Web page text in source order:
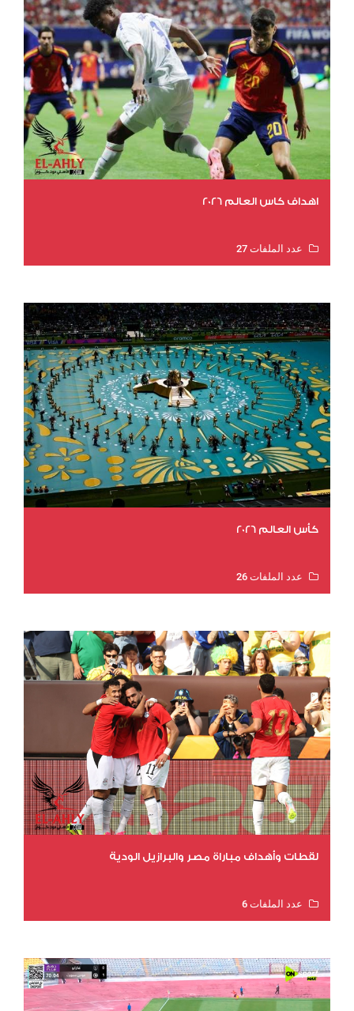
اهداف كاس العالم 2026
عدد الملفات 27
كأس العالم 2026
عدد الملفات 26
لقطات وأهداف مباراة مصر والبرازيل الودية
عدد الملفات 6